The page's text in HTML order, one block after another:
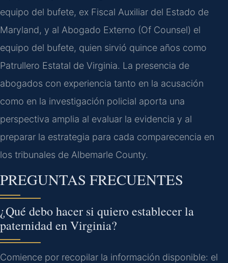
equipo del bufete, ex Fiscal Auxiliar del Estado de
Maryland, y al Abogado Externo (Of Counsel) el
equipo del bufete, quien sirvió quince años como
Patrullero Estatal de Virginia. La presencia de
abogados con experiencia tanto en la acusación
como en la investigación policial aporta una
perspectiva amplia al evaluar la evidencia y al
preparar la estrategia para cada comparecencia en
los tribunales de Albemarle County.
PREGUNTAS FRECUENTES
¿Qué debo hacer si quiero establecer la
paternidad en Virginia?
Comience por recopilar la información disponible: el